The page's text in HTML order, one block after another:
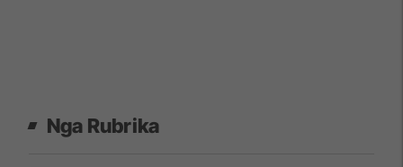
Nga Rubrika